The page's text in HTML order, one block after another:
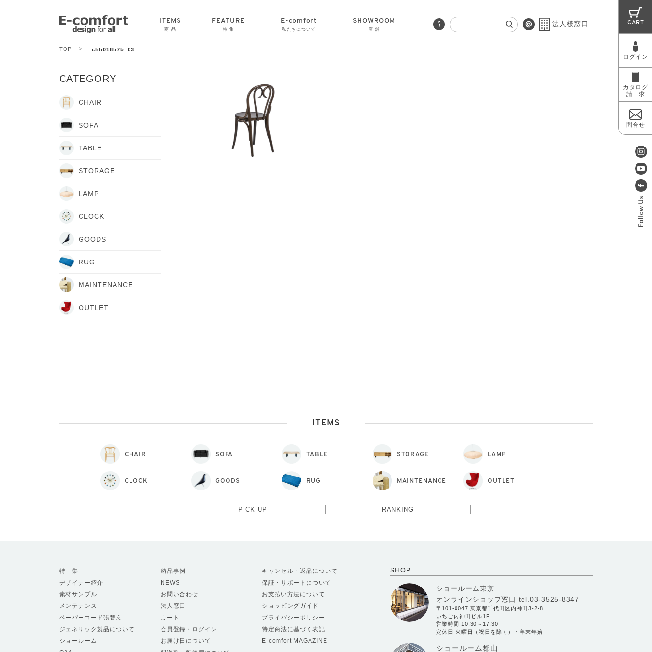
ITEMS
商 品
FEATURE
特 集
E-comfort
私たちについて
SHOWROOM
店 舗
法人様窓口 CART
ログイン
カタログ
請 求
問合せ
TOP > chh018b7b_03
CATEGORY
CHAIR
SOFA
TABLE
STORAGE
LAMP
CLOCK
GOODS
RUG
MAINTENANCE
OUTLET
ITEMS
CHAIR SOFA TABLE STORAGE LAMP
CLOCK GOODS RUG MAINTENANCE OUTLET
PICK UP RANKING
SHOP
ショールーム東京
オンラインショップ窓口 tel.03-3525-8347
〒101-0047 東京都千代田区内神田3-2-8
いちご内神田ビル1F
営業時間 10:30～17:30
定休日 火曜日（祝日を除く）・年末年始
ショールーム郡山
特 集
デザイナー紹介
素材サンプル
メンテナンス
ペーパーコード張替え
ジェネリック製品について
ショールーム
納品事例
NEWS
お問い合わせ
法人窓口
カート
会員登録・ログイン
お届け日について
キャンセル・返品について
保証・サポートについて
お支払い方法について
ショッピングガイド
プライバシーポリシー
特定商法に基づく表記
E-comfort MAGAZINE